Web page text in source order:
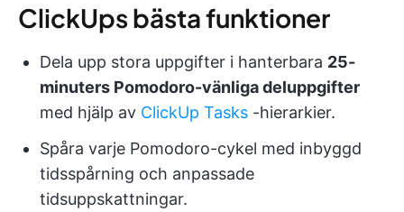
ClickUps bästa funktioner
Dela upp stora uppgifter i hanterbara 25-
minuters Pomodoro-vänliga deluppgifter
med hjälp av ClickUp Tasks -hierarkier.
Spåra varje Pomodoro-cykel med inbyggd
tidsspårning och anpassade
tidsuppskattningar.